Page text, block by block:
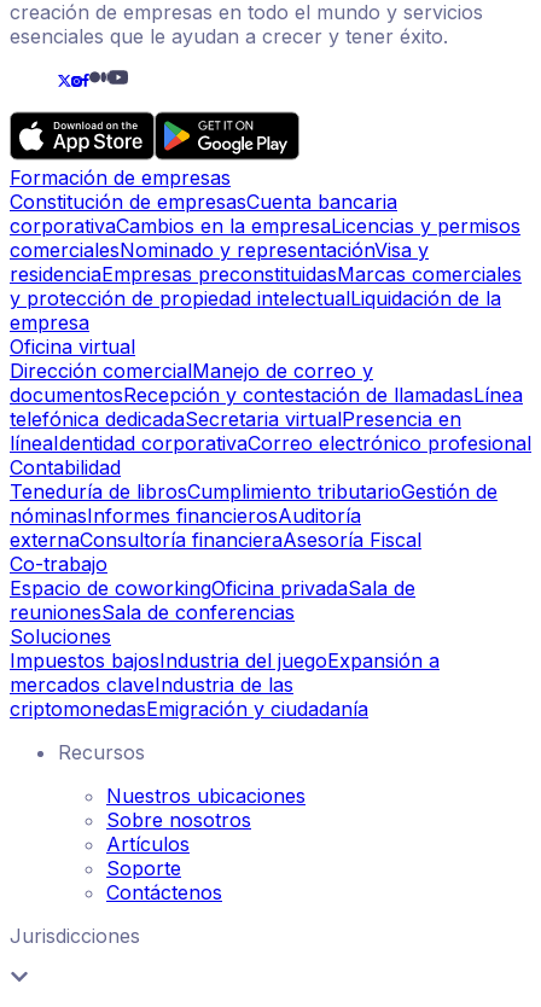
creación de empresas en todo el mundo y servicios
esenciales que le ayudan a crecer y tener éxito.
Formación de empresas
Constitución de empresasCuenta bancaria
corporativaCambios en la empresaLicencias y permisos
comercialesNominado y representaciónVisa y
residenciaEmpresas preconstituidasMarcas comerciales
y protección de propiedad intelectualLiquidación de la
empresa
Oficina virtual
Dirección comercialManejo de correo y
documentosRecepción y contestación de llamadasLínea
telefónica dedicadaSecretaria virtualPresencia en
líneaIdentidad corporativaCorreo electrónico profesional
Contabilidad
Teneduría de librosCumplimiento tributarioGestión de
nóminasInformes financierosAuditoría
externaConsultoría financieraAsesoría Fiscal
Co-trabajo
Espacio de coworkingOficina privadaSala de
reunionesSala de conferencias
Soluciones
Impuestos bajosIndustria del juegoExpansión a
mercados claveIndustria de las
criptomonedasEmigración y ciudadanía
Recursos
Nuestros ubicaciones
Sobre nosotros
Artículos
Soporte
Contáctenos
Jurisdicciones